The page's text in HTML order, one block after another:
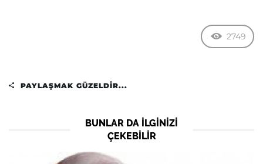
2749
PAYLAŞMAK GÜZELDIR...
BUNLAR DA ILGINIZI
ÇEKEBILIR